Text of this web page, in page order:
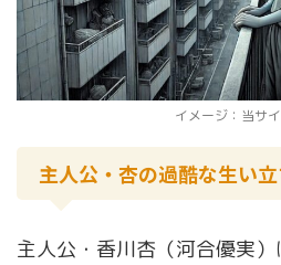
イメージ：当サ
主人公・杏の過酷な生い立
主人公・香川杏（河合優実